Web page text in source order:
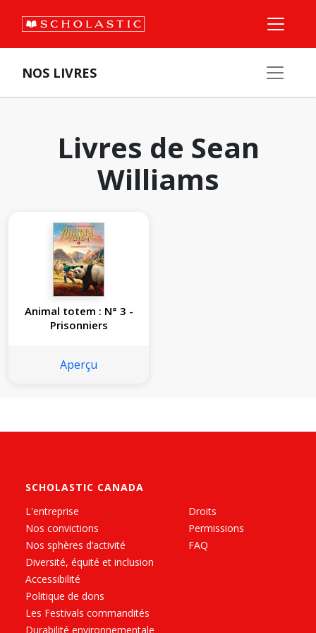
NOS LIVRES
Livres de Sean
Williams
Animal totem : N° 3 -
Prisonniers
Aperçu
SCHOLASTIC CANADA
L'entreprise
Nos convictions
Nos sphères d’activité
Diversité, équité et inclusion
Accessibilité
Politique de dons
Les Festivals commandités
Durabilité environnementale
Droits
Permissions
FAQ